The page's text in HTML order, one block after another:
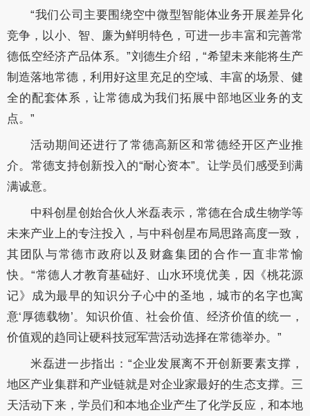
“我们公司主要围绕空中微型智能体业务开展差异化
竞争，以小、智、廉为鲜明特色，可进一步丰富和完善常
德低空经济产品体系。”刘德生介绍，“希望未来能将生产
制造落地常德，利用好这里充足的空域、丰富的场景、健
全的配套体系，让常德成为我们拓展中部地区业务的支
点。”
活动期间还进行了常德高新区和常德经开区产业推
介。常德支持创新投入的“耐心资本”。让学员们感受到满
满诚意。
中科创星创始合伙人米磊表示， 常德在合成生物学等
未来产业上的专注投入，与中科创星布局思路高度一致 ，
其团队与常德市政府以及 财鑫集团的合作一直非常愉
快。“常德人才教育基础好、山水环境优美，因《桃花源
记》成为最早的知识分子心中 的圣地， 城市的名字也寓
意‘厚德载物’。知识价值、社会价值、经济价值的统一，
价值观的趋同让硬科技冠军营活动选择在常德举办。 ”
米磊进一步指出：“企业发展离不开创新要素支撑，
地区产业集群和产业链就是对企业家最好的生态支撑。三
天活动下来，学员们和本地企业产生了化学反应，和本地